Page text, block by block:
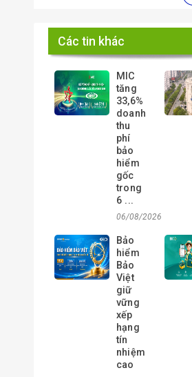
Các tin khác
MIC
tăng
33,6%
doanh
thu
phí
bảo
hiểm
gốc
trong
6 ...
06/08/2026
Bảo
hiểm
Bảo
Việt
giữ
vững
xếp
hạng
tín
nhiệm
cao